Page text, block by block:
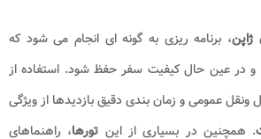
ژاپن، برنامه ریزی به گونه ای انجام می شود که
و در عین حال کیفیت سفر حفظ شود. استفاده از
عمومی و زمان بندی دقیق بازدیدها از ویژگی
. همچنین در بسیاری از این تورها، راهنماهای